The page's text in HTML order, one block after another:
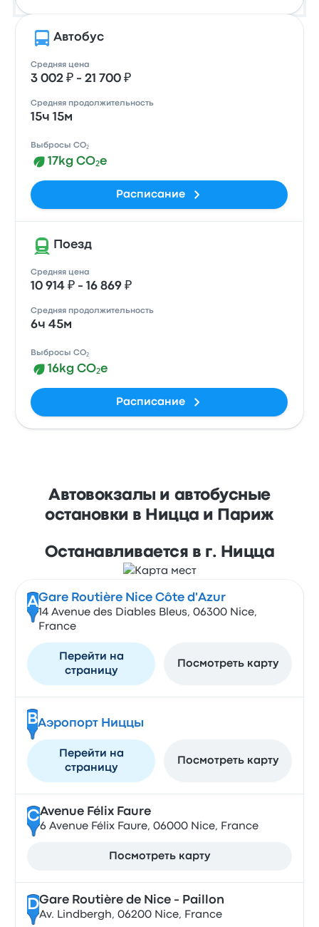
Автобус
Средняя цена
3 002 ₽ - 21 700 ₽
Средняя продолжительность
15ч 15м
Выбросы CO₂
17kg CO₂e
Расписание
Поезд
Средняя цена
10 914 ₽ - 16 869 ₽
Средняя продолжительность
6ч 45м
Выбросы CO₂
16kg CO₂e
Расписание
Автовокзалы и автобусные
остановки в Ницца и Париж
Останавливается в г. Ницца
AGare Routière Nice Côte d'Azur
14 Avenue des Diables Bleus, 06300 Nice,
France
Перейти на
страницу
Посмотреть карту
BАэропорт Ниццы
Перейти на
страницу
Посмотреть карту
CAvenue Félix Faure
6 Avenue Félix Faure, 06000 Nice, France
Посмотреть карту
DGare Routière de Nice - Paillon
Av. Lindbergh, 06200 Nice, France